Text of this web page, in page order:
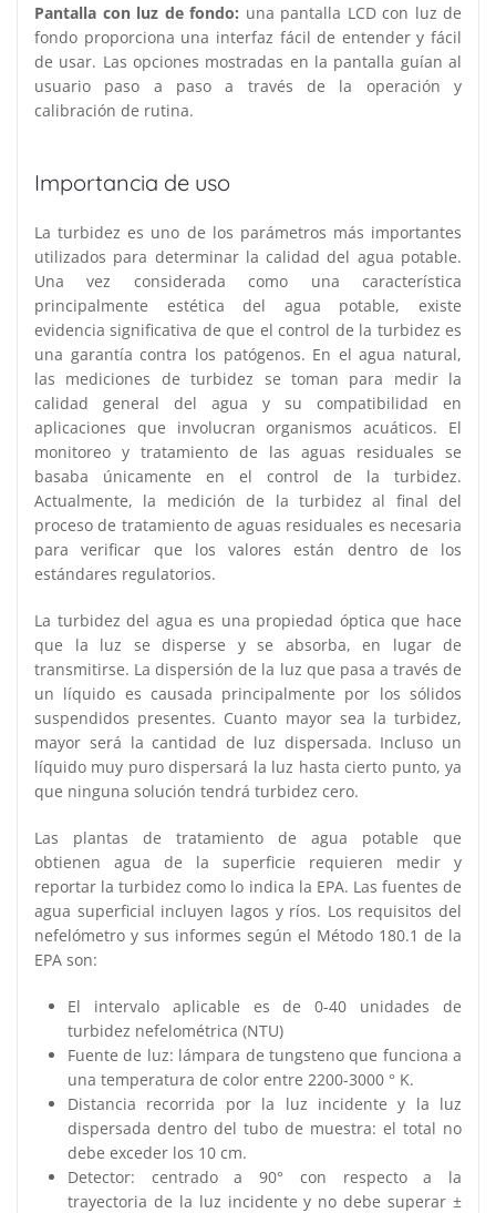
Pantalla con luz de fondo: una pantalla LCD con luz de
fondo proporciona una interfaz fácil de entender y fácil
de usar. Las opciones mostradas en la pantalla guían al
usuario paso a paso a través de la operación y
calibración de rutina.
Importancia de uso
La turbidez es uno de los parámetros más importantes
utilizados para determinar la calidad del agua potable.
Una vez considerada como una característica
principalmente estética del agua potable, existe
evidencia significativa de que el control de la turbidez es
una garantía contra los patógenos. En el agua natural,
las mediciones de turbidez se toman para medir la
calidad general del agua y su compatibilidad en
aplicaciones que involucran organismos acuáticos. El
monitoreo y tratamiento de las aguas residuales se
basaba únicamente en el control de la turbidez.
Actualmente, la medición de la turbidez al final del
proceso de tratamiento de aguas residuales es necesaria
para verificar que los valores están dentro de los
estándares regulatorios.
La turbidez del agua es una propiedad óptica que hace
que la luz se disperse y se absorba, en lugar de
transmitirse. La dispersión de la luz que pasa a través de
un líquido es causada principalmente por los sólidos
suspendidos presentes. Cuanto mayor sea la turbidez,
mayor será la cantidad de luz dispersada. Incluso un
líquido muy puro dispersará la luz hasta cierto punto, ya
que ninguna solución tendrá turbidez cero.
Las plantas de tratamiento de agua potable que
obtienen agua de la superficie requieren medir y
reportar la turbidez como lo indica la EPA. Las fuentes de
agua superficial incluyen lagos y ríos. Los requisitos del
nefelómetro y sus informes según el Método 180.1 de la
EPA son:
El intervalo aplicable es de 0-40 unidades de
turbidez nefelométrica (NTU)
Fuente de luz: lámpara de tungsteno que funciona a
una temperatura de color entre 2200-3000 ° K.
Distancia recorrida por la luz incidente y la luz
dispersada dentro del tubo de muestra: el total no
debe exceder los 10 cm.
Detector: centrado a 90° con respecto a la
trayectoria de la luz incidente y no debe superar ±